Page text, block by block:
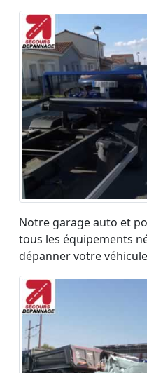
Notre garage auto et
tous les équipements
dépanner votre